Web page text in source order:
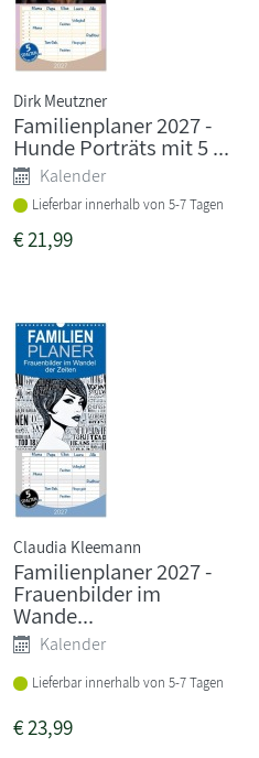
Dirk Meutzner
Familienplaner 2027 -
Hunde Porträts mit 5 ...
Kalender
Lieferbar innerhalb von 5-7 Tagen
€21,99
Claudia Kleemann
Familienplaner 2027 -
Frauenbilder im
Wande...
Kalender
Lieferbar innerhalb von 5-7 Tagen
€23,99